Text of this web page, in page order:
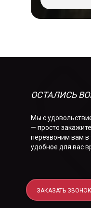
ОСТАЛИСЬ
Мы с
— просто
перезвоним вам в
удобное для вас
ЗАКАЗАТЬ ЗВОНОК